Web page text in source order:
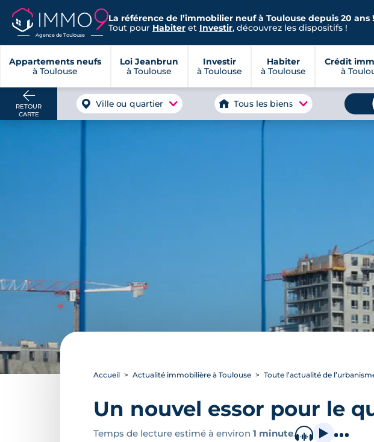
Agence de Toulouse
La référence de l’immobilier neuf à Toulouse depuis 20 ans !
Tout pour Habiter et Investir, découvrez les dispositifs !
Appartements neufs
à Toulouse
Loi Jeanbrun
à Toulouse
Investir
à Toulouse
Habiter
à Toulouse
Crédit
à
RETOUR
CARTE
Ville ou quartier Tous les biens
Accueil Actualité immobilière à Toulouse Toute l’actualité de
Un nouvel essor pour le
Temps de lecture estimé à environ 1 minute.